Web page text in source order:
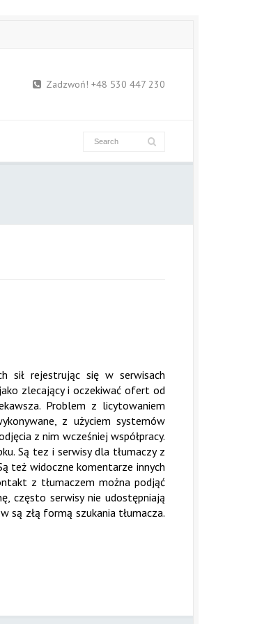
Zadzwoń! +48 530 447 230
sił rejestrując się w serwisach
zlecający i oczekiwać ofert od
Problem z licytowaniem
z użyciem systemów
z nim wcześniej współpracy.
Są tez i serwisy dla tłumaczy z
też widoczne komentarze innych
z tłumaczem można podjąć
często serwisy nie udostępniają
są złą formą szukania tłumacza.